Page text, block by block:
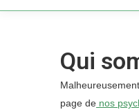
Qui
page de nos